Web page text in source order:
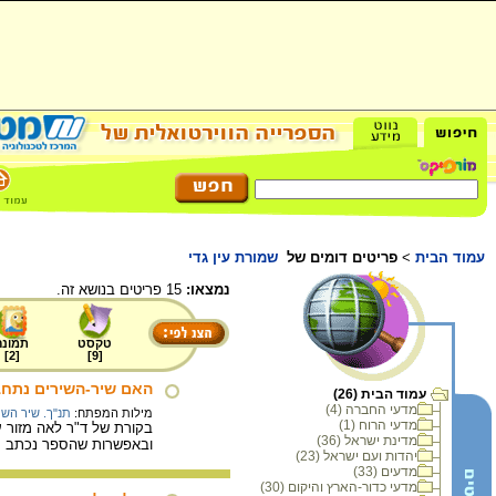
עמוד הבית > פריטים דומים של שמורת עין גדי
עמוד הבית (26)
מדעי החברה (4)
מדעי הרוח (1)
מדינת ישראל (36)
יהדות ועם ישראל (23)
מדעים (33)
מדעי כדור-הארץ והיקום (30)
נמצאו:
טקסט
[
9
]
[
2
]
האם שיר-השירים
מילות המפתח: תנ"ך. שיר
בקורת של ד"ר לאה מזור
ובאפשרות שהספר נכתב